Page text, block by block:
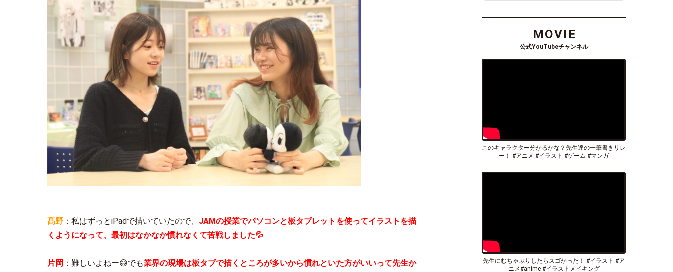
髙野：私はずっとiPadで描いていたので、 JAMの授業でパソコンと板タブレットを使ってイラストを描
くようになって、最初はなかなか慣れなくて苦戦しました💦
片岡 ：難しいよねー😅でも業界の現場は板タブで描くところが多いから慣れといた方がいいって先生か
MOVIE
公式YouTubeチャンネル
このキャラクター分かるかな？先生達の一筆書きリレ
ー！ #アニメ #イラスト #ゲーム #マンガ
先生にむちゃぶりしたらスゴかった！ #イラスト #ア
ニメ#anime #イラストメイキング